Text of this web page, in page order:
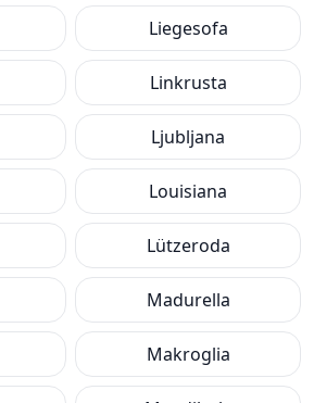
Liegesofa
Linkrusta
Ljubljana
Louisiana
Lützeroda
Madurella
Makroglia